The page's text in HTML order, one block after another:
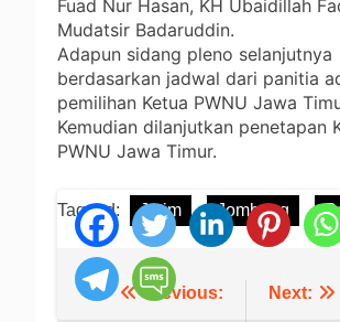
Fuad Nur Hasan, KH Ubaidillah
Mudatsir Badaruddin.
Adapun sidang pleno selanjutnya
berdasarkan jadwal dari panitia
pemilihan Ketua PWNU Jawa
Kemudian dilanjutkan penetapan
PWNU Jawa Timur.
Tagged: Jatim Jombang
Navigasi
Previous: Next: